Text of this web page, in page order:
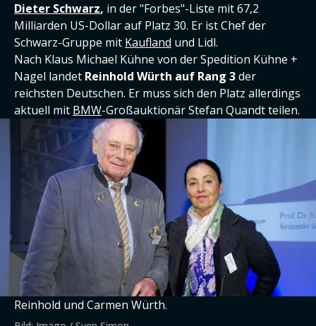
Dieter Schwarz, in der "Forbes"-Liste mit 67,2
Milliarden US-Dollar auf Platz 30. Er ist Chef der
Schwarz-Gruppe mit Kaufland und Lidl.
Nach Klaus Michael Kühne von der Spedition Kühne +
Nagel landet Reinhold Würth auf Rang 3der
reichsten Deutschen. Er muss sich den Platz allerdings
aktuell mit BMW-Großauktionär Stefan Quandt teilen.
Reinhold und Carmen Würth.